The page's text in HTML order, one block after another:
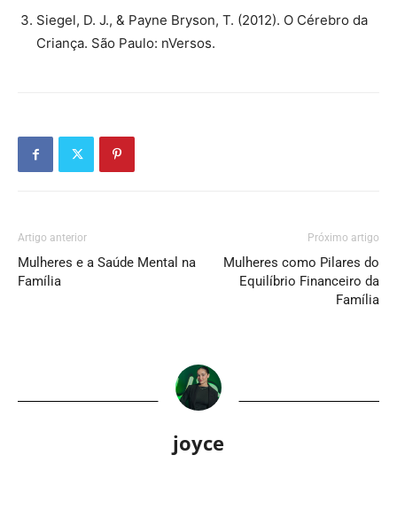
Siegel, D. J., & Payne Bryson, T. (2012). O Cérebro da
Criança. São Paulo: nVersos.
Artigo anterior
Mulheres e a Saúde Mental na
Família
Próximo artigo
Mulheres como Pilares do
Equilíbrio Financeiro da
Família
joyce